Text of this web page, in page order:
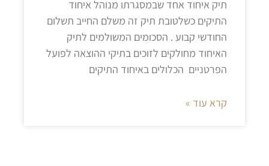
תיק איחוד אחד שבמסגרתו מנוהל איחוד
התיקים כשלטובת תיק זה משלם החייב תשלום
החודשי קבוע . הסכומים המשולמים לתיק
האיחוד מחולקים לזוכים בתיקי ההוצאה לפועל
הפרטניים הכלולים באיחוד התיקים
קרא עוד »